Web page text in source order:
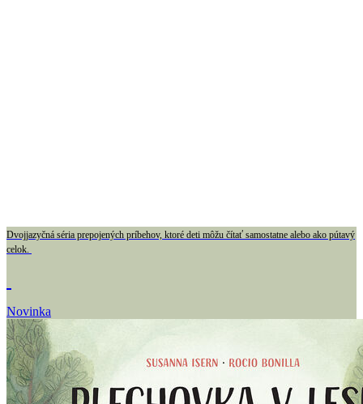
Dvojjazyčná séria prepojených príbehov, ktoré deti môžu čítať samostatne alebo ako pútavý
celok.
Novinka